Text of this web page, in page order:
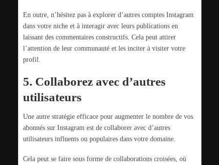
En outre, n’hésitez pas à explorer d’autres comptes Instagram
dans votre niche et à interagir avec leurs publications en
laissant des commentaires constructifs. Cela peut attirer
l’attention de leur communauté et les inciter à visiter votre
profil.
5. Collaborez avec d’autres
utilisateurs
Une autre stratégie efficace pour augmenter le nombre de vos
abonnés sur Instagram est de collaborer avec d’autres
utilisateurs influents ou populaires dans votre domaine.
Cela peut se faire sous forme de collaborations croisées, où